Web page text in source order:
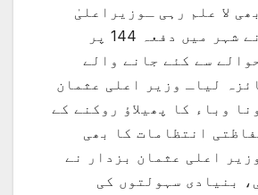
لا علم رہی ـوزیراعلیٰ
عثمان بزدار نے شہر میں دفعہ 144 پر
سے کئے جانے والے
لیاـ وزیر اعلی عثمان
وباء کا پھیلاؤ روکنے کے
انتظامات کا بھی
اعلی عثمان بزدار نے
بنیادی سہولتوں کی